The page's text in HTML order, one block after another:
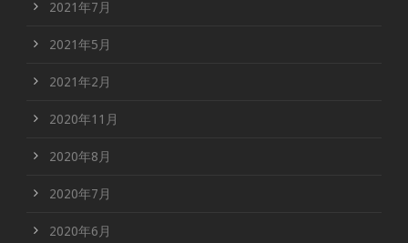
2021年7月
2021年5月
2021年2月
2020年11月
2020年8月
2020年7月
2020年6月